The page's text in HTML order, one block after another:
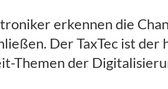
erkennen die
Der TaxTec ist der
Themen der